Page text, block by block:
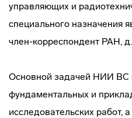
управляющих и
специального назначения
член-корреспондент РАН,
Основной задачей НИИ ВС
фундаментальных и
исследовательских работ,